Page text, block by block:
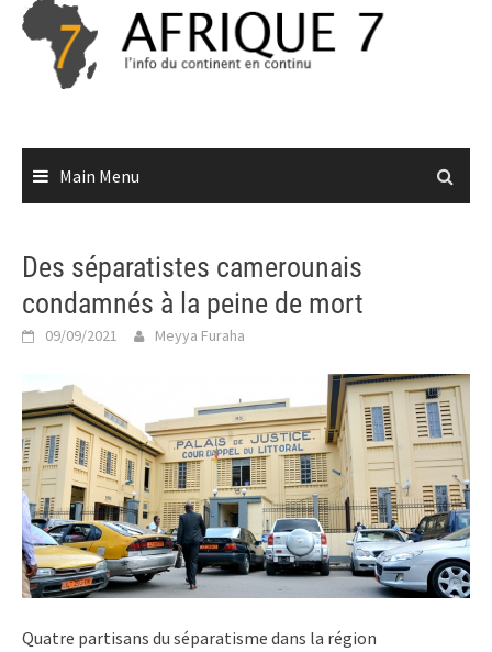
Skip
content
Main Menu
Des séparatistes camerounais
condamnés à la peine de mort
09/09/2021 Meyya Furaha
Quatre partisans du séparatisme dans la région